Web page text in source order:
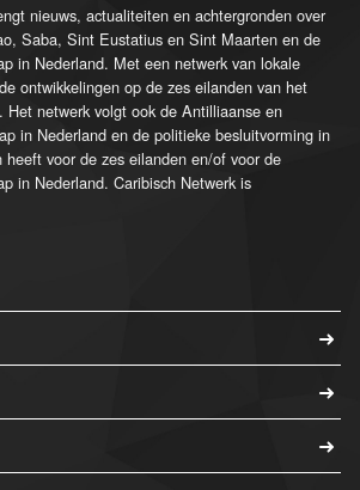
nieuws, actualiteiten en achtergronden over
Saba, Sint Eustatius en Sint Maarten en de
in Nederland. Met een netwerk van lokale
ontwikkelingen op de zes eilanden van het
Het netwerk volgt ook de Antilliaanse en
in Nederland en de politieke besluitvorming in
heeft voor de zes eilanden en/of voor de
in Nederland. Caribisch Netwerk is